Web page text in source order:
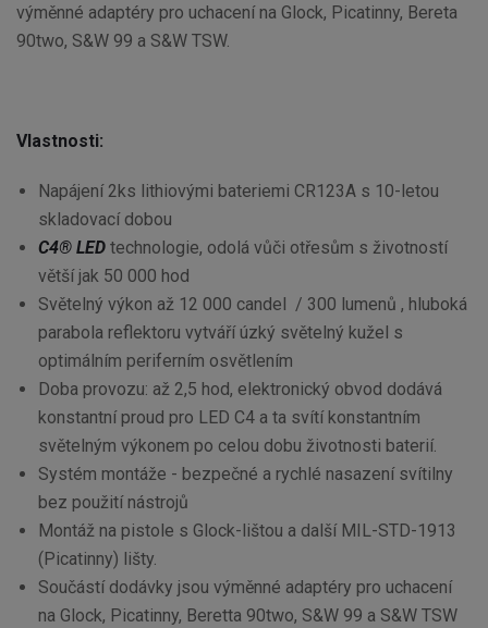
výměnné adaptéry pro uchacení na Glock, Picatinny, Bereta
90two, S&W 99 a S&W TSW.
Vlastnosti:
Napájení 2ks lithiovými bateriemi CR123A s 10-letou
skladovací dobou
C4® LED technologie, odolá vůči otřesům s životností
větší jak 50 000 hod
Světelný výkon až 12 000 candel / 300 lumenů , hluboká
parabola reflektoru vytváří úzký světelný kužel s
optimálním periferním osvětlením
Doba provozu: až 2,5 hod, elektronický obvod dodává
konstantní proud pro LED C4 a ta svítí konstantním
světelným výkonem po celou dobu životnosti baterií.
Systém montáže - bezpečné a rychlé nasazení svítilny
bez použití nástrojů
Montáž na pistole s Glock-lištou a další MIL-STD-1913
(Picatinny) lišty.
Součástí dodávky jsou výměnné adaptéry pro uchacení
na Glock, Picatinny, Beretta 90two, S&W 99 a S&W TSW